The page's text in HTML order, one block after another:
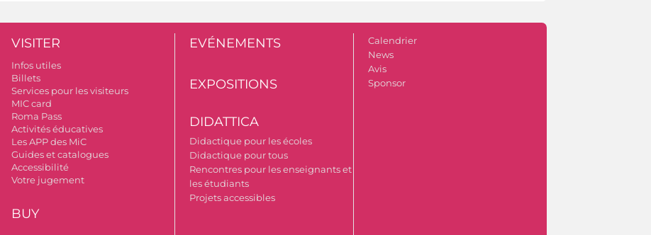
VISITER
Infos utiles
Billets
Services pour les visiteurs
MIC card
Roma Pass
Activités éducatives
Les APP des MiC
Guides et catalogues
Accessibilité
Votre jugement
BUY
EVÉNEMENTS
EXPOSITIONS
DIDATTICA
Didactique pour les écoles
Didactique pour tous
Rencontres pour les enseignants et
les étudiants
Projets accessibles
Calendrier
News
Avis
Sponsor